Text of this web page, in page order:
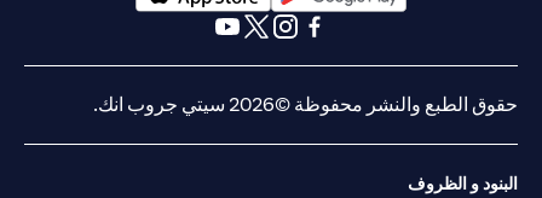
opens in a new tab
opens in a new tab
حقوق الطبع والنشر محفوظة ©2026 سيتي جروب انك.
البنود و الظروف